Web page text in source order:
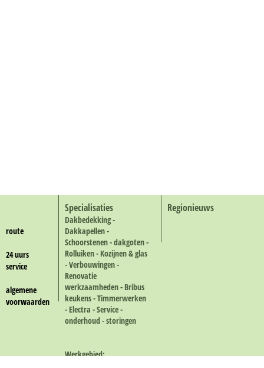
route
24 uurs
service
algemene
voorwaarden
Specialisaties
Dakbedekking -
Dakkapellen -
Schoorstenen - dakgoten -
Rolluiken - Kozijnen & glas
- Verbouwingen -
Renovatie
werkzaamheden - Bribus
keukens - Timmerwerken
- Electra - Service -
onderhoud - storingen
Werkgebied:
Regionieuws